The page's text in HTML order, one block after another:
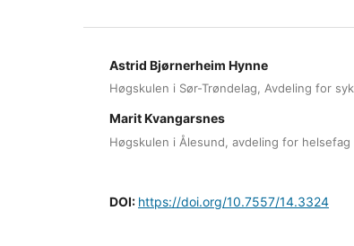
Astrid Bjørnerheim Hynne
Høgskulen i Sør-Trøndelag, Avdeling for
Marit Kvangarsnes
Høgskulen i Ålesund, avdeling for helsefag
DOI: https://doi.org/10.7557/14.3324